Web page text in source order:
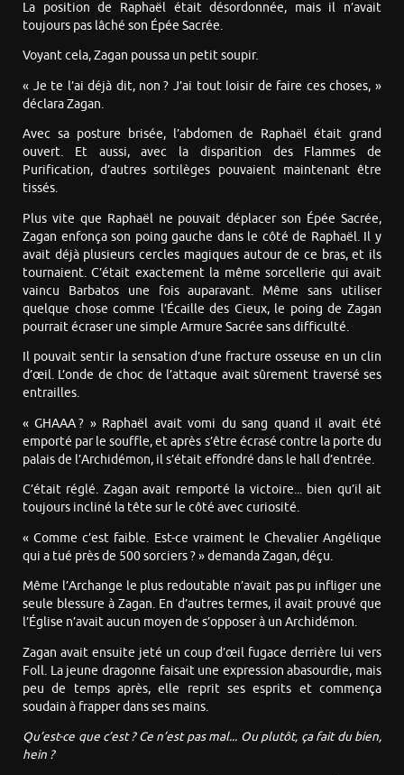
La position de Raphaël était désordonnée, mais il n’avait
toujours pas lâché son Épée Sacrée.
Voyant cela, Zagan poussa un petit soupir.
« Je te l’ai déjà dit, non ? J’ai tout loisir de faire ces choses, »
déclara Zagan.
Avec sa posture brisée, l’abdomen de Raphaël était grand
ouvert. Et aussi, avec la disparition des Flammes de
Purification, d’autres sortilèges pouvaient maintenant être
tissés.
Plus vite que Raphaël ne pouvait déplacer son Épée Sacrée,
Zagan enfonça son poing gauche dans le côté de Raphaël. Il y
avait déjà plusieurs cercles magiques autour de ce bras, et ils
tournaient. C’était exactement la même sorcellerie qui avait
vaincu Barbatos une fois auparavant. Même sans utiliser
quelque chose comme l’Écaille des Cieux, le poing de Zagan
pourrait écraser une simple Armure Sacrée sans difficulté.
Il pouvait sentir la sensation d’une fracture osseuse en un clin
d’œil. L’onde de choc de l’attaque avait sûrement traversé ses
entrailles.
« GHAAA ? » Raphaël avait vomi du sang quand il avait été
emporté par le souffle, et après s’être écrasé contre la porte du
palais de l’Archidémon, il s’était effondré dans le hall d’entrée.
C’était réglé. Zagan avait remporté la victoire... bien qu’il ait
toujours incliné la tête sur le côté avec curiosité.
« Comme c’est faible. Est-ce vraiment le Chevalier Angélique
qui a tué près de 500 sorciers ? » demanda Zagan, déçu.
Même l’Archange le plus redoutable n’avait pas pu infliger une
seule blessure à Zagan. En d’autres termes, il avait prouvé que
l’Église n’avait aucun moyen de s’opposer à un Archidémon.
Zagan avait ensuite jeté un coup d’œil fugace derrière lui vers
Foll. La jeune dragonne faisait une expression abasourdie, mais
peu de temps après, elle reprit ses esprits et commença
soudain à frapper dans ses mains.
Qu’est-ce que c’est ? Ce n’est pas mal... Ou plutôt, ça fait du bien,
hein ?